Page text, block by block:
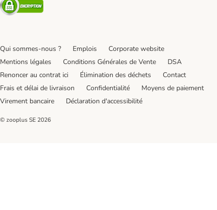
Qui sommes-nous ? Emplois
Corporate website
Mentions légales
Conditions Générales de Vente
DSA
Renoncer au contrat ici
Élimination des déchets
Contact
Frais et délai de livraison
Confidentialité
Moyens de paiement
Virement bancaire
Déclaration d'accessibilité
© zooplus SE 2026